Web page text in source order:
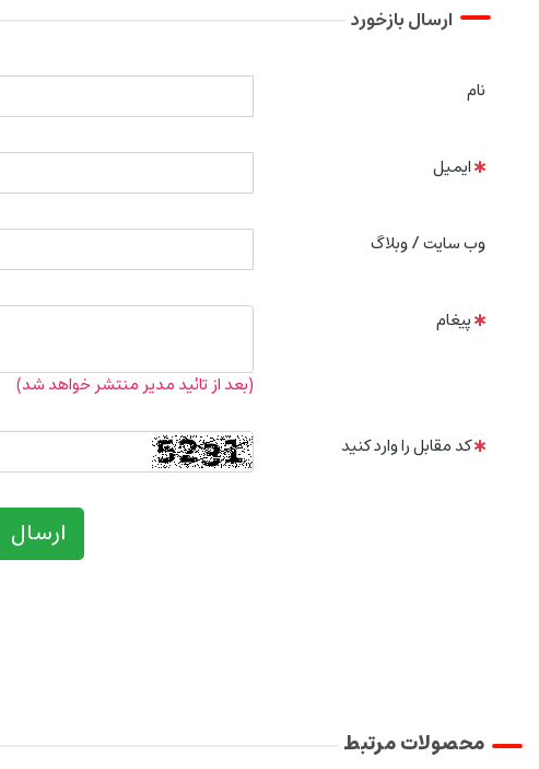
ارسال بازخورد
نام
ایمیل
وب سایت / وبلاگ
پیغام
(بعد از تائید مدیر منتشر خواهد شد)
کد مقابل را وارد کنید
ارسال
محصولات مرتبط